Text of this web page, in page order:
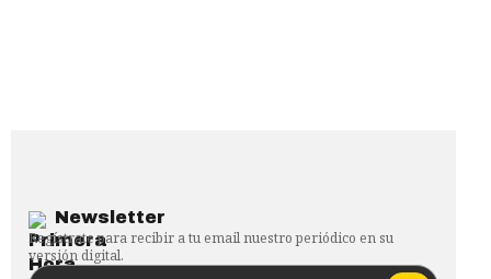
Newsletter
Regístrate para recibir a tu email nuestro periódico en su
versión digital.